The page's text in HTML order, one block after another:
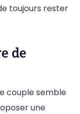
toujours rester
de
couple semble
une